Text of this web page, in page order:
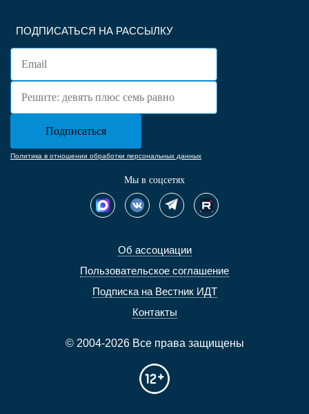
Об ассоциации
Пользовательское соглашение
Подписка на Вестник ИДТ
Контакты
© 2004-2026 Все права защищены
ПОДПИСАТЬСЯ НА РАССЫЛКУ
Политика в отношении обработки персональных данных
Мы в соцсетях